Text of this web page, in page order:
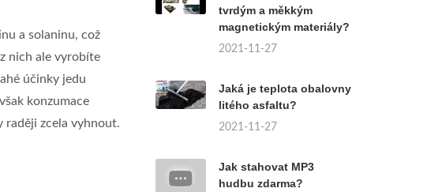
a solaninu, což
nich ale vyrobíte
účinky jedu
konzumace
raději zcela vyhnout.
tvrdým a měkkým
magnetickým materiály?
2021-11-27
Jaká je teplota obalovny
litého asfaltu?
2021-11-27
Jak stahovat MP3
hudbu zdarma?